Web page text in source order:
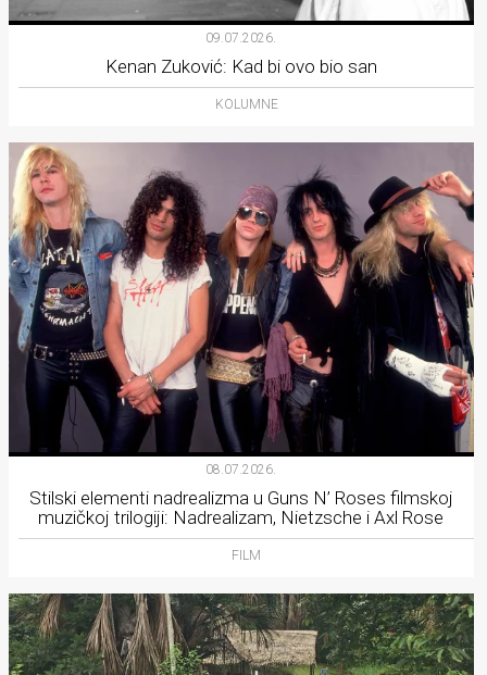
09.07.2026.
Kenan Zuković: Kad bi ovo bio san
KOLUMNE
08.07.2026.
Stilski elementi nadrealizma u Guns N’ Roses filmskoj
muzičkoj trilogiji: Nadrealizam, Nietzsche i Axl Rose
FILM